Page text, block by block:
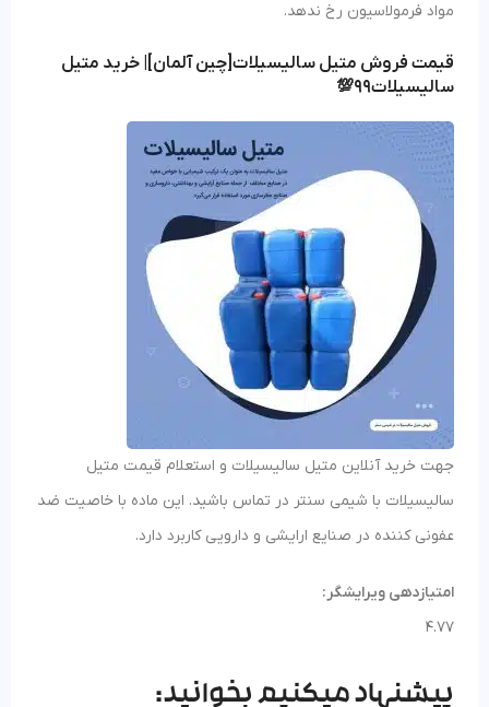
مواد فرمولاسیون رخ ندهد.
قیمت فروش متیل سالیسیلات[چین آلمان]| خرید متیل
سالیسیلات99💯
جهت خرید آنلاین متیل سالیسیلات و استعلام قیمت متیل
سالیسیلات با شیمی سنتر در تماس باشید. این ماده با خاصیت ضد
عفونی کننده در صنایع ارایشی و دارویی کاربرد دارد.
امتیازدهی ویرایشگر:
4.77
پیشنهاد میکنیم بخوانید: